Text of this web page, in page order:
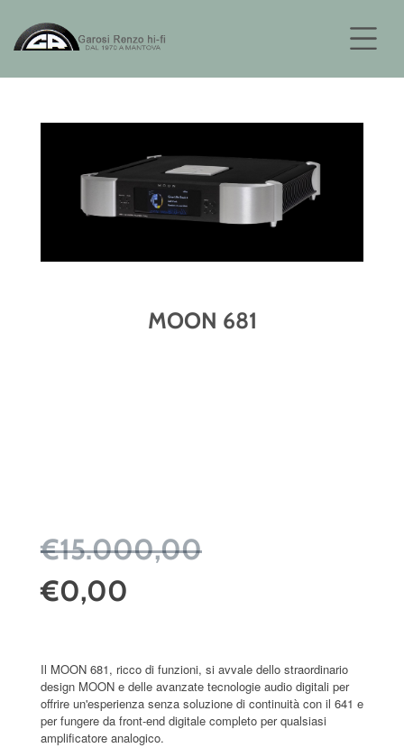
MOON 681
€15.000,00
€0,00
Il MOON 681, ricco di funzioni, si avvale dello straordinario
design MOON e delle avanzate tecnologie audio digitali per
offrire un'esperienza senza soluzione di continuità con il 641 e
per fungere da front-end digitale completo per qualsiasi
amplificatore analogico.